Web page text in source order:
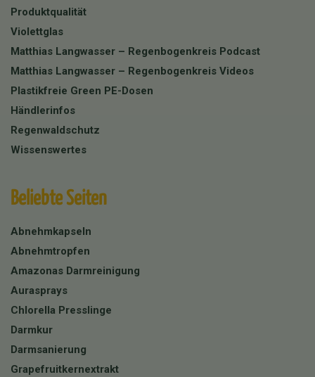
Produktqualität
Violettglas
Matthias Langwasser – Regenbogenkreis Podcast
Matthias Langwasser – Regenbogenkreis Videos
Plastikfreie Green PE-Dosen
Händlerinfos
Regenwaldschutz
Wissenswertes
Beliebte Seiten
Abnehmkapseln
Abnehmtropfen
Amazonas Darmreinigung
Aurasprays
Chlorella Presslinge
Darmkur
Darmsanierung
Grapefruitkernextrakt